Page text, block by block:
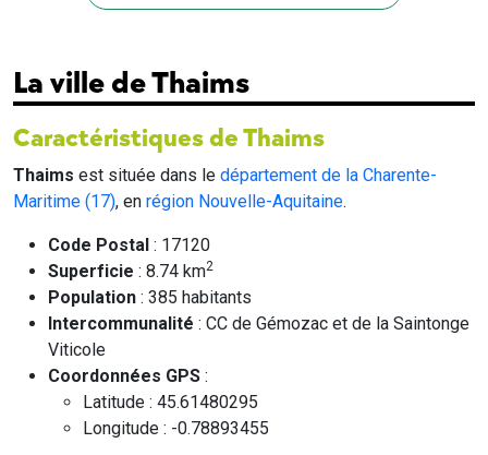
La ville de Thaims
Caractéristiques de Thaims
Thaims est située dans le département de la Charente-
Maritime (17), en région Nouvelle-Aquitaine.
Code Postal : 17120
Superficie : 8.74 km2
Population : 385 habitants
Intercommunalité : CC de Gémozac et de la Saintonge
Viticole
Coordonnées GPS :
Latitude : 45.61480295
Longitude : -0.78893455